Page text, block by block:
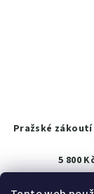
Pražské zákoutí
5 800